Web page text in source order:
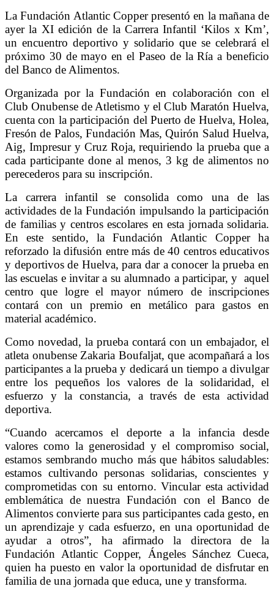
La Fundación Atlantic Copper presentó en la mañana de
ayer la XI edición de la Carrera Infantil ‘Kilos x Km’,
un encuentro deportivo y solidario que se celebrará el
próximo 30 de mayo en el Paseo de la Ría a beneficio
del Banco de Alimentos.
Organizada por la Fundación en colaboración con el
Club Onubense de Atletismo y el Club Maratón Huelva,
cuenta con la participación del Puerto de Huelva, Holea,
Fresón de Palos, Fundación Mas, Quirón Salud Huelva,
Aig, Impresur y Cruz Roja, requiriendo la prueba que a
cada participante done al menos, 3 kg de alimentos no
perecederos para su inscripción.
La carrera infantil se consolida como una de las
actividades de la Fundación impulsando la participación
de familias y centros escolares en esta jornada solidaria.
En este sentido, la Fundación Atlantic Copper ha
reforzado la difusión entre más de 40 centros educativos
y deportivos de Huelva, para dar a conocer la prueba en
las escuelas e invitar a su alumnado a participar, y aquel
centro que logre el mayor número de inscripciones
contará con un premio en metálico para gastos en
material académico.
Como novedad, la prueba contará con un embajador, el
atleta onubense Zakaria Boufaljat, que acompañará a los
participantes a la prueba y dedicará un tiempo a divulgar
entre los pequeños los valores de la solidaridad, el
esfuerzo y la constancia, a través de esta actividad
deportiva.
“Cuando acercamos el deporte a la infancia desde
valores como la generosidad y el compromiso social,
estamos sembrando mucho más que hábitos saludables:
estamos cultivando personas solidarias, conscientes y
comprometidas con su entorno. Vincular esta actividad
emblemática de nuestra Fundación con el Banco de
Alimentos convierte para sus participantes cada gesto, en
un aprendizaje y cada esfuerzo, en una oportunidad de
ayudar a otros”, ha afirmado la directora de la
Fundación Atlantic Copper, Ángeles Sánchez Cueca,
quien ha puesto en valor la oportunidad de disfrutar en
familia de una jornada que educa, une y transforma.